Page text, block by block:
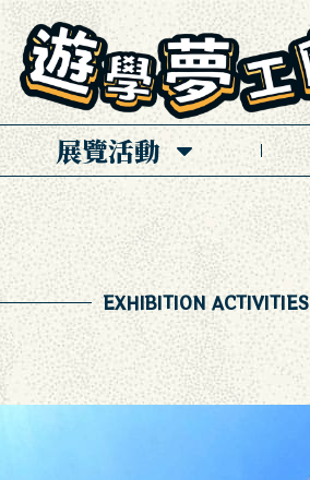
展覽活動
EXHIBITION ACTIVITIES